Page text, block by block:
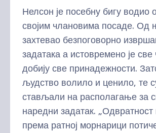
Нелсон је посебну бигу водио
својим члановима посаде. Од
захтевао безпоговорно
задатака а истовремено је
добију све принадежности.
људство волило и ценило, те
стављали на располагање за
наредни задатак.
према ратној морнарици